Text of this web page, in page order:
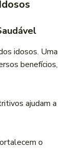
idosos. Uma
benefícios,
ajudam a
o